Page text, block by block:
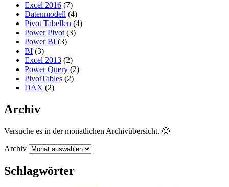
Excel 2016 (7)
Datenmodell (4)
Pivot Tabellen (4)
Power Pivot (3)
Power BI (3)
BI (3)
Excel 2013 (2)
Power Query (2)
PivotTables (2)
DAX (2)
Archiv
Versuche es in der monatlichen Archivübersicht. 🙂
Archiv
Schlagwörter